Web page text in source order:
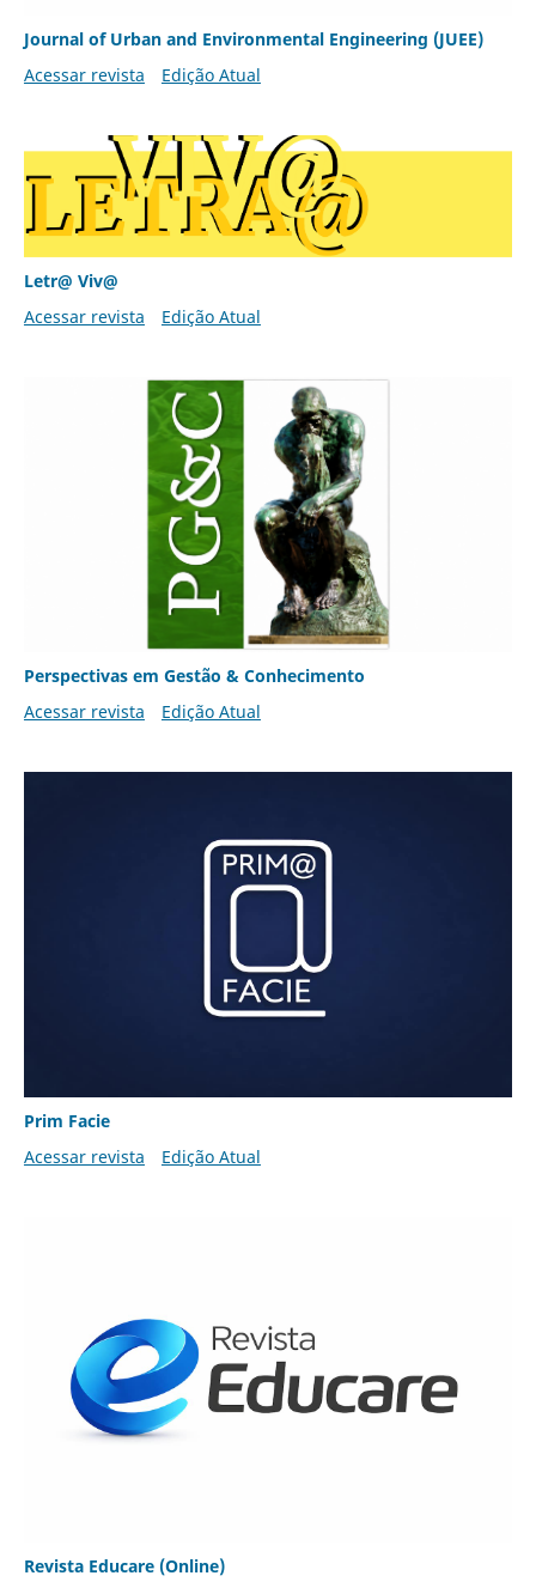
Journal of Urban and Environmental Engineering (JUEE)
Acessar revista
Edição Atual
Letr@ Viv@
Acessar revista
Edição Atual
Perspectivas em Gestão & Conhecimento
Acessar revista
Edição Atual
Prim Facie
Acessar revista
Edição Atual
Revista Educare (Online)